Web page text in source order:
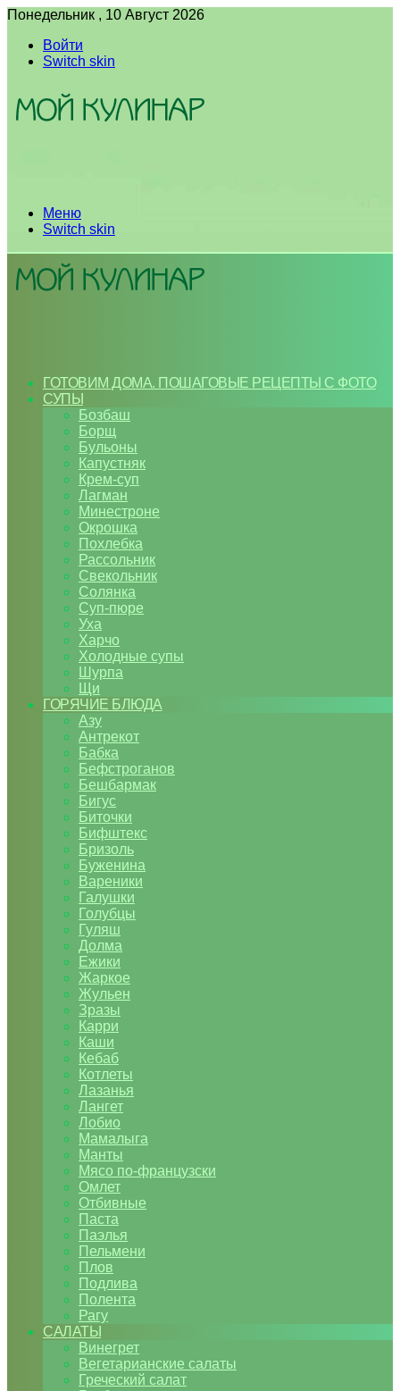
Понедельник , 10 Август 2026
Войти
Switch skin
Меню
Switch skin
ГОТОВИМ ДОМА. ПОШАГОВЫЕ РЕЦЕПТЫ С ФОТО
СУПЫ
Бозбаш
Борщ
Бульоны
Капустняк
Крем-суп
Лагман
Минестроне
Окрошка
Похлебка
Рассольник
Свекольник
Солянка
Суп-пюре
Уха
Харчо
Холодные супы
Шурпа
Щи
ГОРЯЧИЕ БЛЮДА
Азу
Антрекот
Бабка
Бефстроганов
Бешбармак
Бигус
Биточки
Бифштекс
Бризоль
Буженина
Вареники
Галушки
Голубцы
Гуляш
Долма
Ежики
Жаркое
Жульен
Зразы
Карри
Каши
Кебаб
Котлеты
Лазанья
Лангет
Лобио
Мамалыга
Манты
Мясо по-французски
Омлет
Отбивные
Паста
Паэлья
Пельмени
Плов
Подлива
Полента
Рагу
САЛАТЫ
Винегрет
Вегетарианские салаты
Греческий салат